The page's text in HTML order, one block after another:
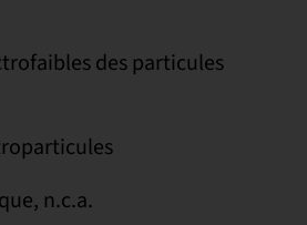
des particules
n.c.a.